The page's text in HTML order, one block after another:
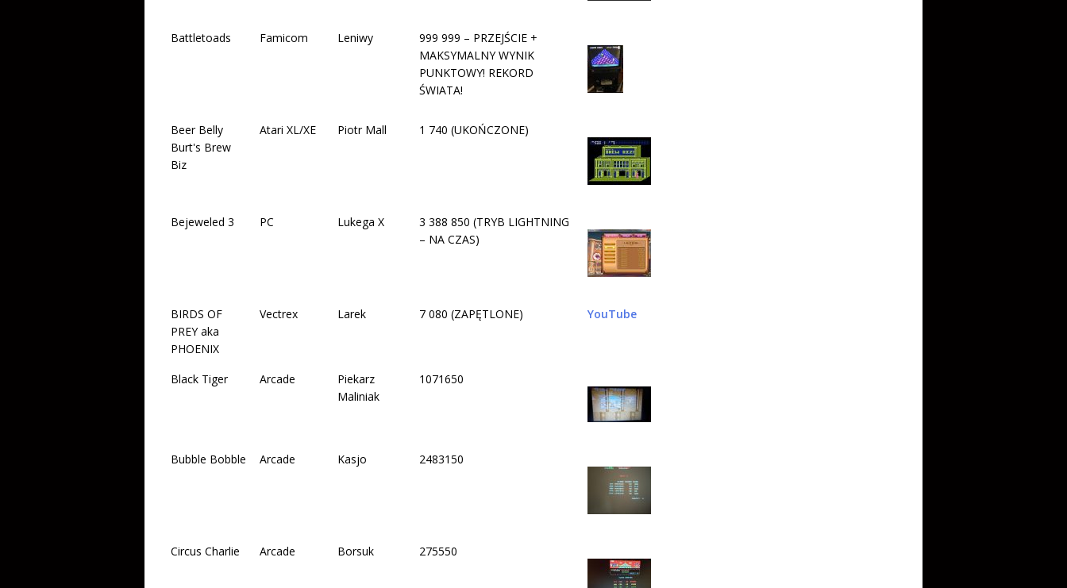
Battletoads Famicom Leniwy
999 999 – PRZEJŚCIE +
MAKSYMALNY WYNIK
PUNKTOWY! REKORD
ŚWIATA!
Beer Belly
Burt's Brew
Biz
Atari XL/XE Piotr Mall 1 740 (UKOŃCZONE)
Bejeweled 3 PC Lukega X
3 388 850 (TRYB LIGHTNING
– NA CZAS)
BIRDS OF
PREY aka
PHOENIX
Vectrex Larek 7 080 (ZAPĘTLONE) YouTube
Black Tiger Arcade
Piekarz
Maliniak
1071650
Bubble Bobble Arcade Kasjo 2483150
Circus Charlie Arcade Borsuk 275550